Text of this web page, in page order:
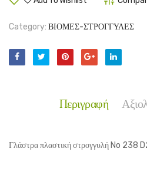
Category: ΒΙΟΜΕΣ-ΣΤΡΟΓΓΥΛΕΣ
Περιγραφή
Γλάστρα πλαστική στρογγυλή No 238